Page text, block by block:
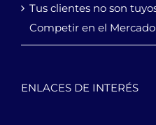
Tus clientes no son
Competir en el
ENLACES DE INTERÉS